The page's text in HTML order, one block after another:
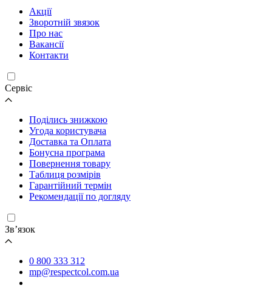
Акції
Зворотній звязок
Про нас
Вакансії
Контакти
Cервіс
Поділись знижкою
Угода користувача
Доставка та Оплата
Бонусна програма
Повернення товару
Таблиця розмірів
Гарантійний термін
Рекомендації по догляду
Зв’язок
0 800 333 312
mp@respectcol.com.ua